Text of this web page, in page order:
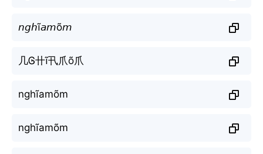
𝘯𝘨𝘩ĩ𝘢𝘮õ𝘮
几Ꮆ卄ĩ卂爪õ爪
nghĩamõm
nghĩamõm